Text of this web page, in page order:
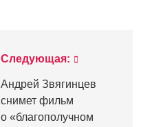
Следующая:
Андрей Звягинцев
снимет фильм
о «благополучном